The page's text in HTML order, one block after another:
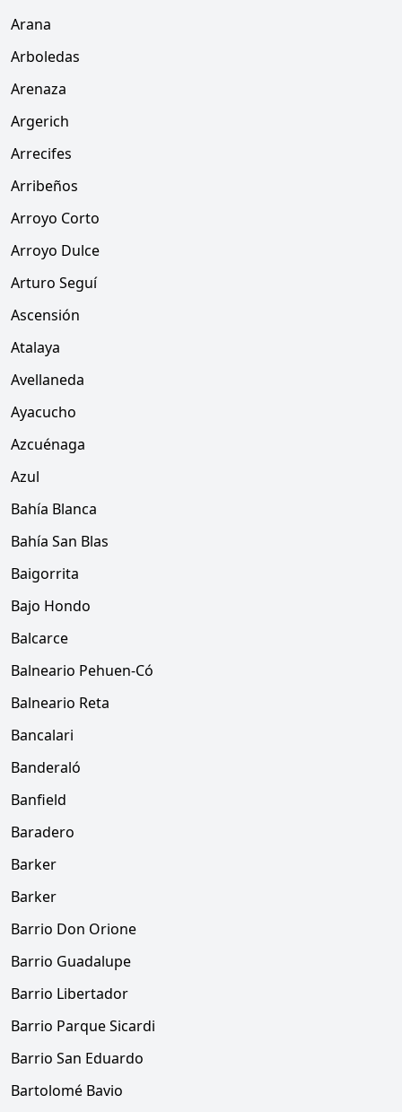
Arana
Arboledas
Arenaza
Argerich
Arrecifes
Arribeños
Arroyo Corto
Arroyo Dulce
Arturo Seguí
Ascensión
Atalaya
Avellaneda
Ayacucho
Azcuénaga
Azul
Bahía Blanca
Bahía San Blas
Baigorrita
Bajo Hondo
Balcarce
Balneario Pehuen-Có
Balneario Reta
Bancalari
Banderaló
Banfield
Baradero
Barker
Barker
Barrio Don Orione
Barrio Guadalupe
Barrio Libertador
Barrio Parque Sicardi
Barrio San Eduardo
Bartolomé Bavio